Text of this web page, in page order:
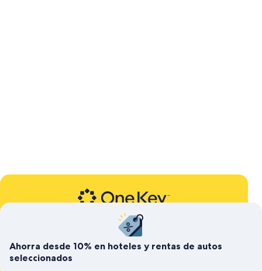
Programa de lealtad gratis de Expedia
Ahorra hoy y acumula
para después
Ahorra desde 10% en hoteles y rentas de autos
seleccionados